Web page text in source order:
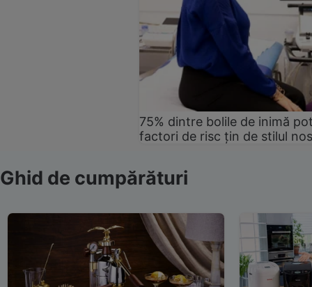
75% dintre bolile de inimă
factori de risc țin de stilul
Ghid de cumpărături